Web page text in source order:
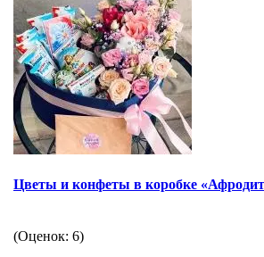
Цветы и конфеты в коробке
(Оценок: 6)